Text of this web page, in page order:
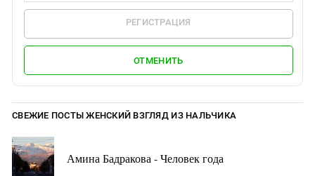
РЕГИСТРАЦИЯ
ОТМЕНИТЬ
СВЕЖИЕ ПОСТЫ ЖЕНСКИЙ ВЗГЛЯД ИЗ НАЛЬЧИКА
Амина Бадракова - Человек года